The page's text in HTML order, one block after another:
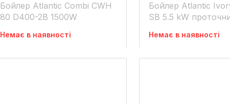
Бойлер Atlantic Combi CWH
80 D400-2B 1500W
Немає в наявності
Бойлер Atlantic
SB 5.5 kW
Немає в наявності